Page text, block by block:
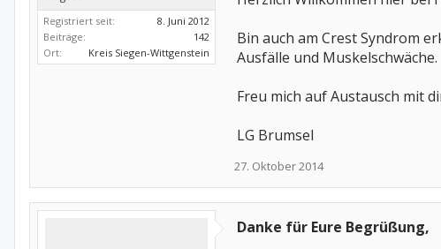
Registriert seit:
8. Juni 2012
Beiträge:
142
Ort:
Kreis Siegen-Wittgenstein
Bin auch am Crest Syndrom
Ausfälle und Muskelschwäche.
Freu mich auf Austausch mit
LG Brumsel
27. Oktober 2014
Danke für Eure Begrüßung,